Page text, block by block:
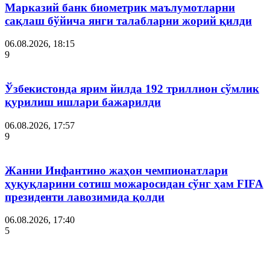
Марказий банк биометрик маълумотларни
сақлаш бўйича янги талабларни жорий қилди
06.08.2026, 18:15
9
Ўзбекистонда ярим йилда 192 триллион сўмлик
қурилиш ишлари бажарилди
06.08.2026, 17:57
9
Жанни Инфантино жаҳон чемпионатлари
ҳуқуқларини сотиш можаросидан сўнг ҳам FIFA
президенти лавозимида қолди
06.08.2026, 17:40
5